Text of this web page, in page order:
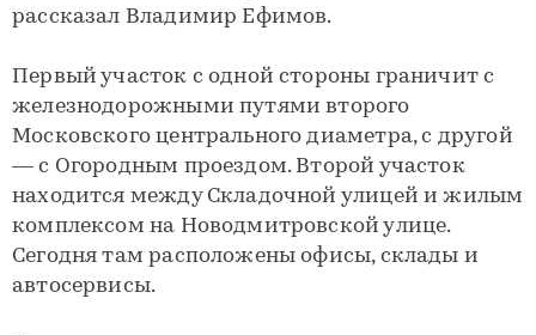
рассказал Владимир Ефимов.
Первый участок с одной стороны граничит с
железнодорожными путями второго
Московского центрального диаметра, с другой
— с Огородным проездом. Второй участок
находится между Складочной улицей и жилым
комплексом на Новодмитровской улице.
Сегодня там расположены офисы, склады и
автосервисы.